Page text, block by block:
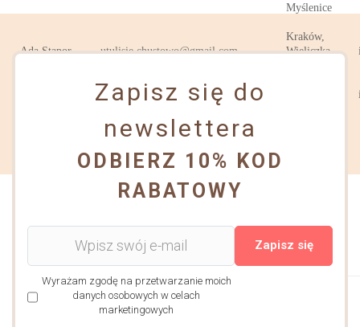
Myślenice
Ada Stąpor utulisie.chustowo@gmail.com
Kraków,
Wieliczka
dk.doradca@interia.pl
Kraków
kanguraki@gmail.com
Biborska
Kraków
Mazowieckie
Zapisz się do
newslettera
ODBIERZ 10% KOD
RABATOWY
Wyrażam zgodę na przetwarzanie moich
danych osobowych w celach
marketingowych
Zapisz się